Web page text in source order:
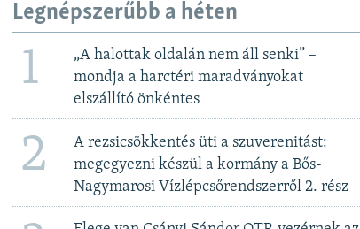
Legnépszerűbb a héten
1
„A halottak oldalán nem áll senki” –
mondja a harctéri maradványokat
elszállító önkéntes
2
A rezsicsökkentés üti a szuverenitást:
megegyezni készül a kormány a Bős-
Nagymarosi Vízlépcsőrendszerről 2. rész